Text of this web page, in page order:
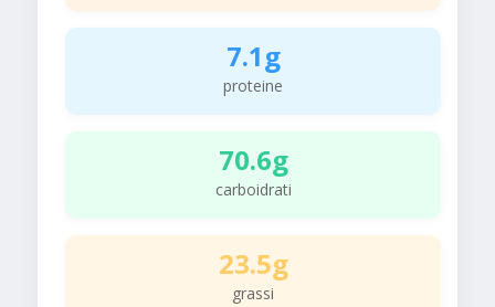
7.1g
proteine
70.6g
carboidrati
23.5g
grassi